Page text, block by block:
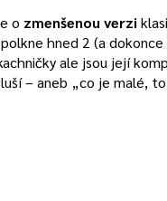
o zmenšenou verzi
hned 2 (a
ale jsou její
– aneb „co je malé,